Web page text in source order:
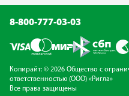
8-800-777-03-03
Копирайт: © 2026 Общество с
ответственностью (ООО) «Ригла»
Все права защищены